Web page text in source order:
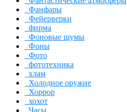
Фанфары
Фейерверки
фирма
Фоновые шумы
Фоны
Фото
фототехника
хлам
Холодное оружие
Хоррор
хохот
Часы